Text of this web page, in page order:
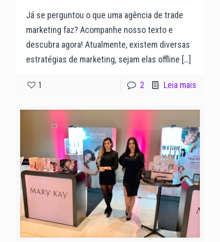
Já se perguntou o que uma agência de trade
marketing faz? Acompanhe nosso texto e
descubra agora! Atualmente, existem diversas
estratégias de marketing, sejam elas offline […]
1 2 Leia mais